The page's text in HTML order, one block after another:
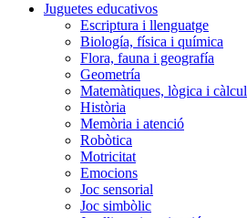
Juguetes educativos
Escriptura i llenguatge
Biología, física i química
Flora, fauna i geografía
Geometría
Matemàtiques, lògica i càlcul
Història
Memòria i atenció
Robòtica
Motricitat
Emocions
Joc sensorial
Joc simbòlic